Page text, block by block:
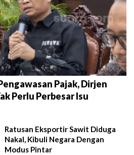
Pajak, Dirjen
Perlu Perbesar Isu
Ratusan Eksportir Sawit Diduga
Nakal, Kibuli Negara Dengan
Modus Pintar